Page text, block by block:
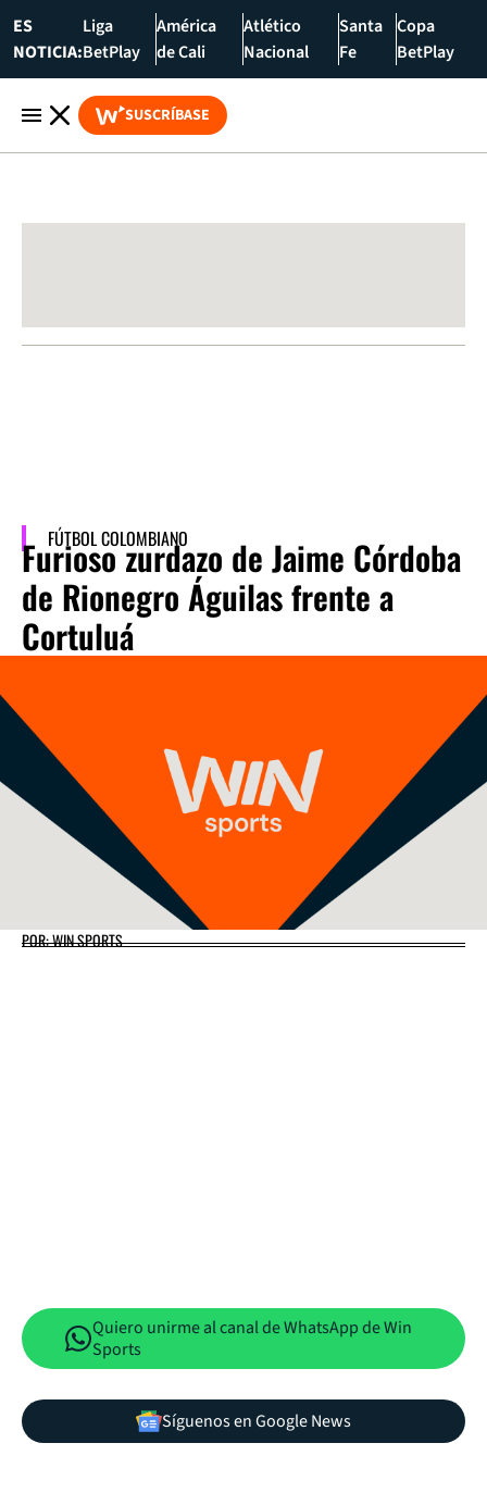
ES
NOTICIA:
Liga
BetPlay
América
de Cali
Atlético
Nacional
Santa
Fe
Copa
BetPlay
SUSCRÍBASE
FÚTBOL COLOMBIANO
Furioso zurdazo de Jaime Córdoba
de Rionegro Águilas frente a
Cortuluá
POR: WIN SPORTS
Quiero unirme al canal de WhatsApp de Win
Sports
Síguenos en Google News